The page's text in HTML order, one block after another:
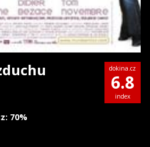
70%
dokina.cz
6.8
index